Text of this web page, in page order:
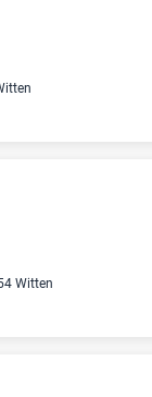
Witten